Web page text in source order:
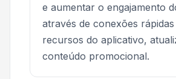
e aumentar o engajamento
através de conexões
recursos do aplicativo,
conteúdo promocional.